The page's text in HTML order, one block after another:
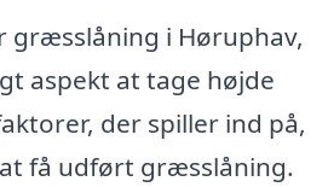
græsslåning i Høruphav,
aspekt at tage højde
der spiller ind på,
få udført græsslåning.